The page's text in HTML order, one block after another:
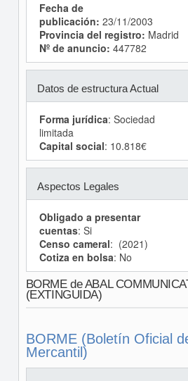
Fecha de
publicación: 23/11/2003
Provincia del registro: Madrid
Nº de anuncio: 447782
Datos de estructura Actual
Forma jurídica: Sociedad
limitada
Capital social: 10.818€
Aspectos Legales
Obligado a presentar
cuentas: Si
Censo cameral: (2021)
Cotiza en bolsa: No
BORME de ABAL
(EXTINGUIDA)
BORME (Boletín Oficial
Mercantil)